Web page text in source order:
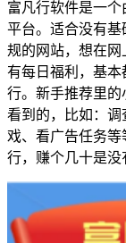
富凡行软件是一
平台。适合没有
规的网站，想在
有每日福利，基
行。新手推荐里
看到的，比如：
戏、看广告任务
行，赚个几十是没